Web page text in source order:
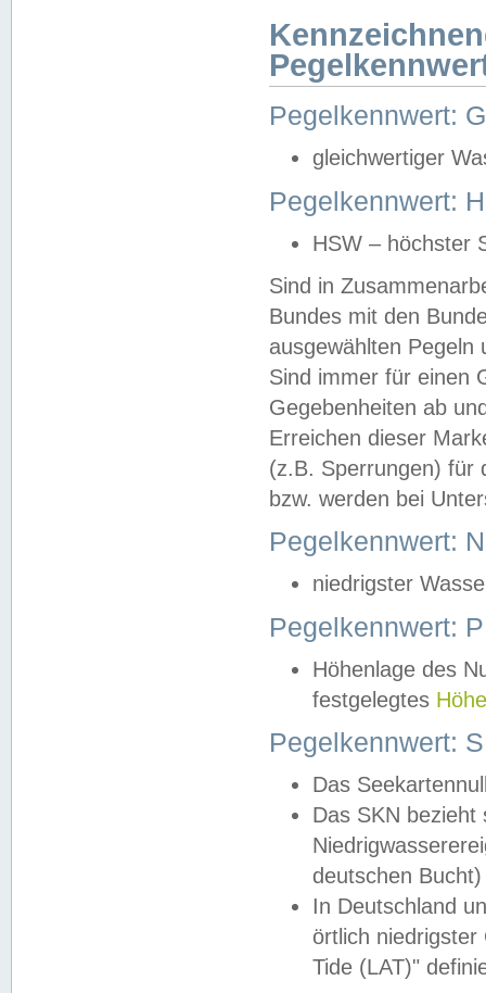
Pegelkennwert:
gleichwertiger
Pegelkennwert:
HSW – höchster
Sind in
Bundes mit den
ausgewählten
Sind immer für einen
Gegebenheiten ab
Erreichen dieser
(z.B. Sperrungen) für
bzw. werden bei
Pegelkennwert:
niedrigster
Pegelkennwert:
Höhenlage des
festgelegtes
Pegelkennwert:
Das
Das SKN
deutschen
In Deutschland
örtlich
Tide (LAT)"